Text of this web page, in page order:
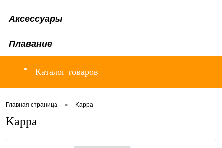
Аксессуары
Плавание
Каталог товаров
Главная страница • Kappa
Kappa